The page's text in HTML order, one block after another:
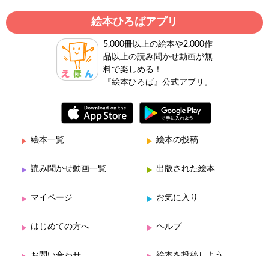
絵本ひろばアプリ
5,000冊以上の絵本や2,000作
品以上の読み聞かせ動画が無
料で楽しめる！
『絵本ひろば』公式アプリ。
絵本一覧 絵本の投稿
読み聞かせ動画一覧 出版された絵本
マイページ お気に入り
はじめての方へ ヘルプ